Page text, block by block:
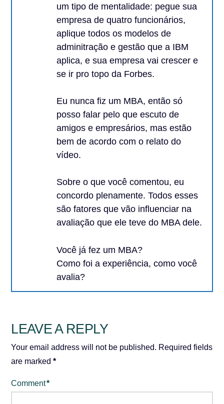
um tipo de mentalidade: pegue sua
empresa de quatro funcionários,
aplique todos os modelos de
adminitração e gestão que a IBM
aplica, e sua empresa vai crescer e
se ir pro topo da Forbes.
Eu nunca fiz um MBA, então só
posso falar pelo que escuto de
amigos e empresários, mas estão
bem de acordo com o relato do
vídeo.
Sobre o que você comentou, eu
concordo plenamente. Todos esses
são fatores que vão influenciar na
avaliação que ele teve do MBA dele.
Você já fez um MBA?
Como foi a experiência, como você
avalia?
LEAVE A REPLY
Your email address will not be published. Required fields
are marked*
Comment*